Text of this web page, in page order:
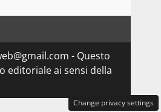
- Questo
editoriale ai sensi della
Change privacy settings